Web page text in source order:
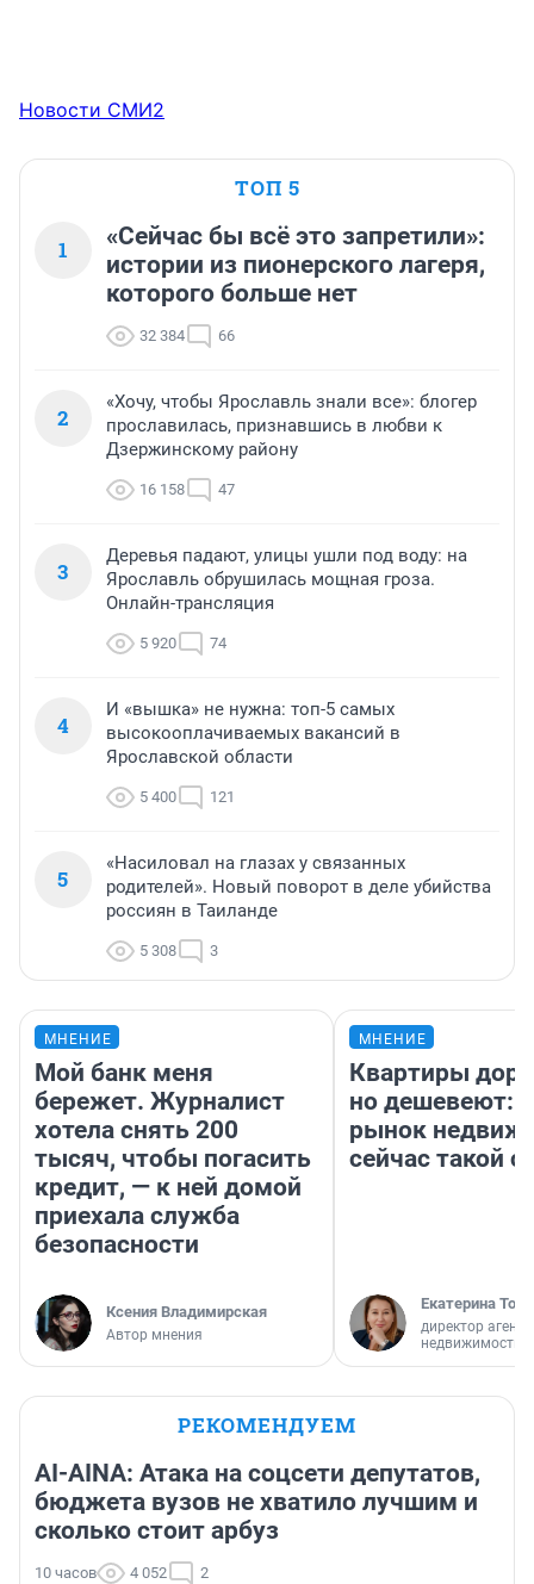
Новости СМИ2
ТОП 5
1
«Сейчас бы всё это запретили»:
истории из пионерского лагеря,
которого больше нет
32 384 66
2
«Хочу, чтобы Ярославль знали все»: блогер
прославилась, признавшись в любви к
Дзержинскому району
16 158 47
3
Деревья падают, улицы ушли под воду: на
Ярославль обрушилась мощная гроза.
Онлайн-трансляция
5 920 74
4
И «вышка» не нужна: топ-5 самых
высокооплачиваемых вакансий в
Ярославской области
5 400 121
5
«Насиловал на глазах у связанных
родителей». Новый поворот в деле убийства
россиян в Таиланде
5 308 3
МНЕНИЕ
Мой банк меня
бережет. Журналист
хотела снять 200
тысяч, чтобы погасить
кредит, — к ней домой
приехала служба
безопасности
Ксения Владимирская
Автор мнения
МНЕНИЕ
Квартиры
но дешевеют:
рынок
сейчас такой
Екатерина
директор
недвижимости
РЕКОМЕНДУЕМ
AI-AINA: Атака на соцсети депутатов,
бюджета вузов не хватило лучшим и
сколько стоит арбуз
10 часов 4 052 2